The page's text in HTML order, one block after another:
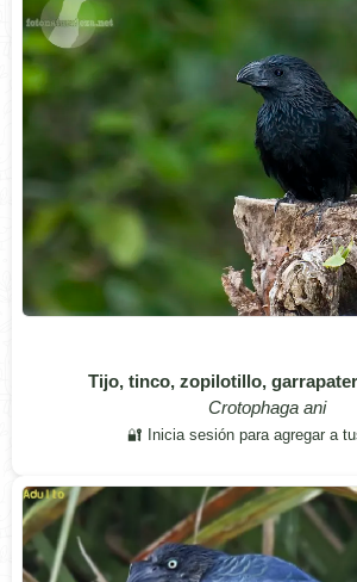
Tijo, tinco, zopilotillo,
Crotophaga ani
🔐 Inicia sesión para agregar a